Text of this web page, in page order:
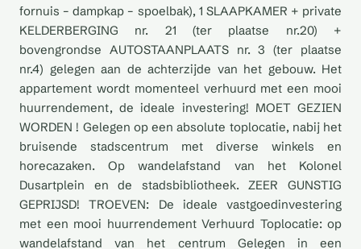
fornuis – dampkap – spoelbak), 1 SLAAPKAMER + private
KELDERBERGING nr. 21 (ter plaatse nr.20) +
bovengrondse AUTOSTAANPLAATS nr. 3 (ter plaatse
nr.4) gelegen aan de achterzijde van het gebouw. Het
appartement wordt momenteel verhuurd met een mooi
huurrendement, de ideale investering! MOET GEZIEN
WORDEN ! Gelegen op een absolute toplocatie, nabij het
bruisende stadscentrum met diverse winkels en
horecazaken. Op wandelafstand van het Kolonel
Dusartplein en de stadsbibliotheek. ZEER GUNSTIG
GEPRIJSD! TROEVEN: De ideale vastgoedinvestering
met een mooi huurrendement Verhuurd Toplocatie: op
wandelafstand van het centrum Gelegen in een